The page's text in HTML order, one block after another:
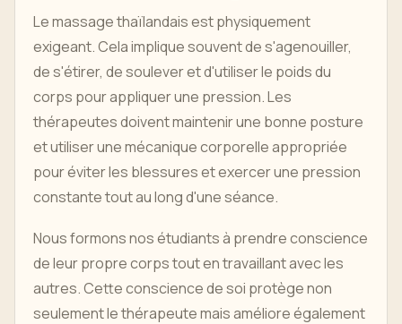
Le massage thaïlandais est physiquement
exigeant. Cela implique souvent de s'agenouiller,
de s'étirer, de soulever et d'utiliser le poids du
corps pour appliquer une pression. Les
thérapeutes doivent maintenir une bonne posture
et utiliser une mécanique corporelle appropriée
pour éviter les blessures et exercer une pression
constante tout au long d'une séance.
Nous formons nos étudiants à prendre conscience
de leur propre corps tout en travaillant avec les
autres. Cette conscience de soi protège non
seulement le thérapeute mais améliore également